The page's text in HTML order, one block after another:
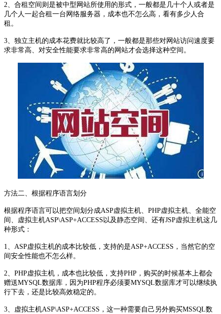
2、合租空间则是被中型网站所使用的形式，一般都是几十个人或者是
几个人一起合租一台网络服务器，成本也不怎么高，看有多少人合
租。
3、独立主机的成本花费就比较高了，一般都是那些对网站访问速度要
求非常高、对安全性能要求非常高的网站才会选择这种空间。
方法二、根据程序语言划分
根据程序语言可以把空间划分成ASP虚拟主机、PHP虚拟主机、全能空
间、虚拟主机ASP\ASP+ACCESS以及静态空间、还有JSP虚拟主机这几
种形式：
1、ASP虚拟主机的成本比较低，支持的是ASP+ACCESS，当然它的空
间安全性能也不怎么样。
2、PHP虚拟主机，成本也比较低，支持PHP，购买的时候基本上都会
赠送MYSQL数据库，因为PHP程序必须要MYSQL数据库才可以继续执
行下去，还是比较高效稳定的。
3、虚拟主机ASP\ASP+ACCESS，这一种需要自己另外购买MSSQL数